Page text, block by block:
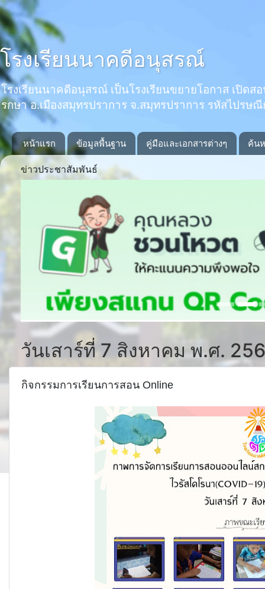
โรงเรียนนาคดีอนุสรณ์
โรงเรียนนาคดีอนุสรณ์ เป็นโรงเรียนขยายโอกาส เปิ
รกษา อ.เมืองสมุทรปราการ จ.สมุทรปราการ รหัสไปรษ
หน้าแรก ข้อมูลพื้นฐาน คู่มือและเอกสารต่างๆ ค้น
ข่าวประชาสัมพันธ์
Previous
วันเสาร์ที่ 7 สิงหาคม พ.ศ.
กิจกรรมการเรียนการสอน Online